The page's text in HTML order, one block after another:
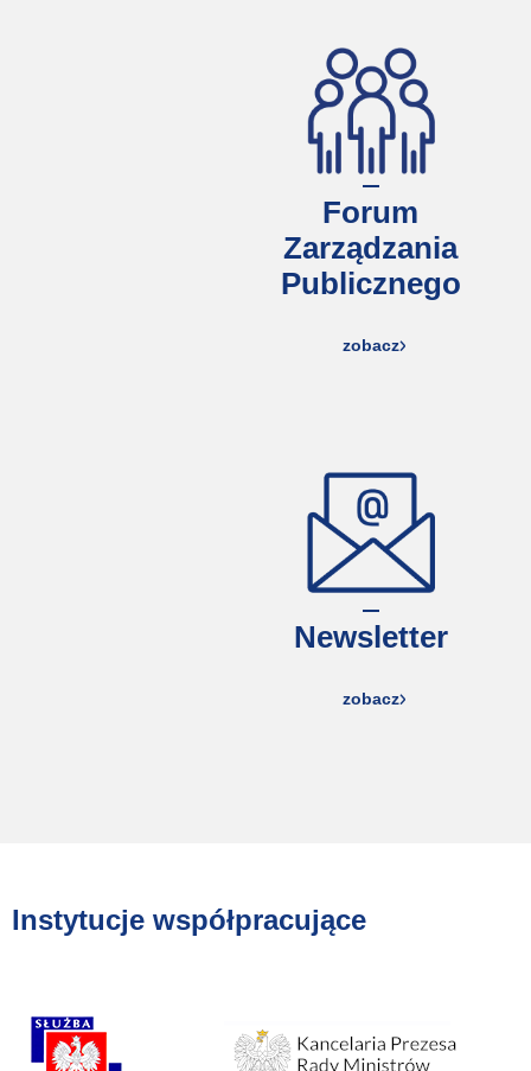
Forum
Zarządzania
Publicznego
zobacz
Newsletter
zobacz
Instytucje współpracujące